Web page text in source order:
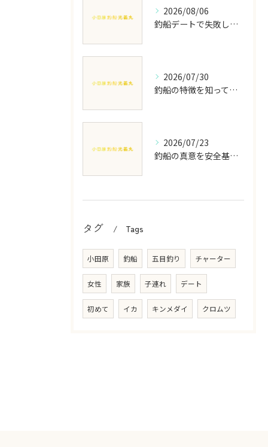
2026/08/06
釣船デートで失敗しない初心者カップル向け安心プランと快適な楽しみ方
2026/07/30
釣船の特徴を知って神奈川県小田原市横浜市磯子区の海釣りを満喫するための徹底比較ガイド
2026/07/23
釣船の真意を安全基準や収益実態から徹底解説
タグ Tags
小田原 釣船 五目釣り チャーター
女性 家族 子連れ デート
初めて イカ キンメダイ クロムツ